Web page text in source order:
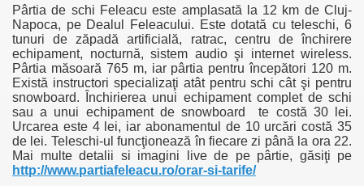
Pârtia de schi Feleacu este amplasată la 12 km de Cluj-
Napoca, pe Dealul Feleacului. Este dotată cu teleschi, 6
tunuri de zăpadă artificială, ratrac, centru de închirere
echipament, nocturnă, sistem audio şi internet wireless.
Pârtia măsoară 765 m, iar pârtia pentru începători 120 m.
Există instructori specializaţi atât pentru schi cât şi pentru
snowboard. Închirierea unui echipament complet de schi
sau a unui echipament de snowboard te costă 30 lei.
Urcarea este 4 lei, iar abonamentul de 10 urcări costă 35
de lei. Teleschi-ul funcţionează în fiecare zi până la ora 22.
Mai multe detalii si imagini live de pe pârtie, găsiţi pe
http://www.partiafeleacu.ro/orar-si-tarife/